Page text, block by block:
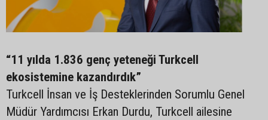
“11 yılda 1.836 genç yeteneği Turkcell
ekosistemine kazandırdık”
Turkcell İnsan ve İş Desteklerinden Sorumlu Genel
Müdür Yardımcısı Erkan Durdu, Turkcell ailesine